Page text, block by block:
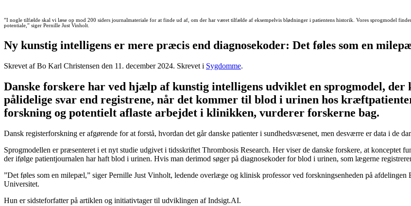
”I nogle tilfælde skal vi læse op mod 200 siders journalmateriale for at finde ud af, om der har været tilfælde af eksempelvis blødninger i patientens historik. Vores sprogmodel
potentiale,” siger Pernille Just Vinholt.
Ny kunstig intelligens er mere præcis end diagnosekoder: Det føles som en
Skrevet af Bo Karl Christensen den 11. december 2024. Skrevet i Sygdomme.
Danske forskere har ved hjælp af kunstig intelligens udviklet en sprogmodel,
pålidelige svar end registrene, når det kommer til blod i urinen hos
forskning og potentielt aflaste arbejdet i klinikken, vurderer forskerne bag.
Dansk registerforskning er afgørende for at forstå, hvordan det går danske patienter i sundhedsvæsenet, men desværre er data i de
Sprogmodellen er præsenteret i et nyt studie udgivet i tidsskriftet Thrombosis Research. Her viser de danske forskere, at konceptet
der ifølge patientjournalen har haft blod i urinen. Hvis man derimod søger på diagnosekoder for blod i urinen, som lægerne
”Det føles som en milepæl,” siger Pernille Just Vinholt, ledende overlæge og klinisk professor ved forskningsenheden på
Universitet.
Hun er sidsteforfatter på artiklen og initiativtager til udviklingen af Indsigt.AI.